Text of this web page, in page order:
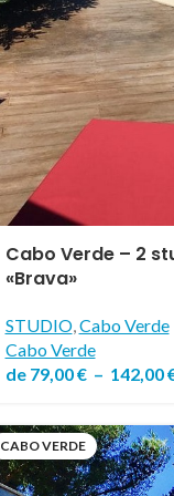
Cabo Verde – 2
«Brava»
STUDIO,Cabo Verde
Cabo Verde
de 79,00€ – 142,00
CABO VERDE